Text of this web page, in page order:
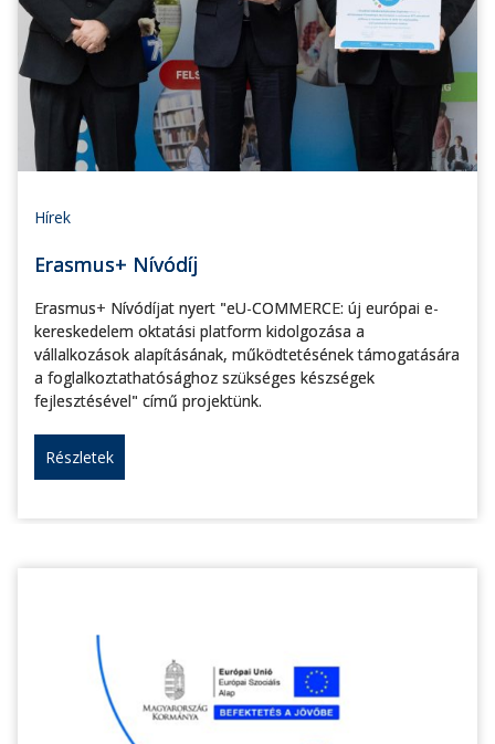
Hírek
Erasmus+ Nívódíj
Erasmus+ Nívódíjat nyert "eU-COMMERCE: új európai e-
kereskedelem oktatási platform kidolgozása a
vállalkozások alapításának, működtetésének támogatására
a foglalkoztathatósághoz szükséges készségek
fejlesztésével" című projektünk.
Részletek